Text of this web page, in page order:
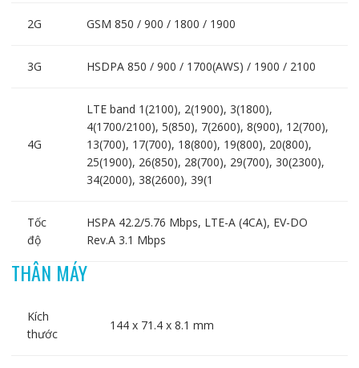
2G GSM 850 / 900 / 1800 / 1900
3G HSDPA 850 / 900 / 1700(AWS) / 1900 / 2100
4G
LTE band 1(2100), 2(1900), 3(1800),
4(1700/2100), 5(850), 7(2600), 8(900), 12(700),
13(700), 17(700), 18(800), 19(800), 20(800),
25(1900), 26(850), 28(700), 29(700), 30(2300),
34(2000), 38(2600), 39(1
Tốc
độ
HSPA 42.2/5.76 Mbps, LTE-A (4CA), EV-DO
Rev.A 3.1 Mbps
THÂN MÁY
Kích
thước
144 x 71.4 x 8.1 mm